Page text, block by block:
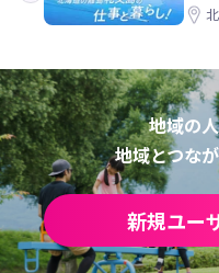
地域の
地域とつな
新規ユー